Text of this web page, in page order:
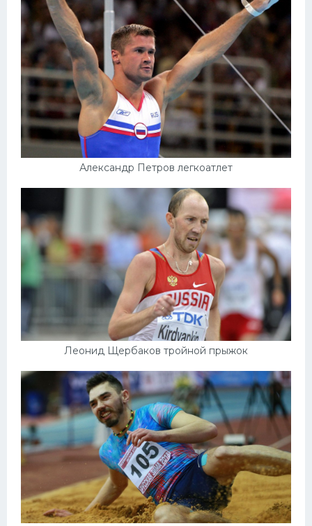
Александр Петров легкоатлет
Леонид Щербаков тройной прыжок